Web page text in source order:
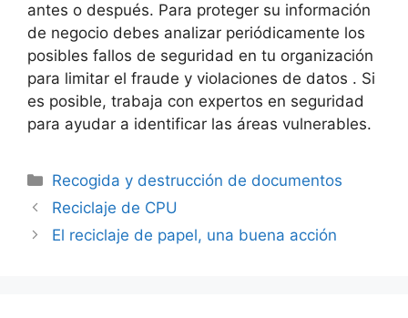
antes o después. Para proteger su información
de negocio debes analizar periódicamente los
posibles fallos de seguridad en tu organización
para limitar el fraude y violaciones de datos . Si
es posible, trabaja con expertos en seguridad
para ayudar a identificar las áreas vulnerables.
Categorías
Recogida y destrucción de documentos
Reciclaje de CPU
El reciclaje de papel, una buena acción